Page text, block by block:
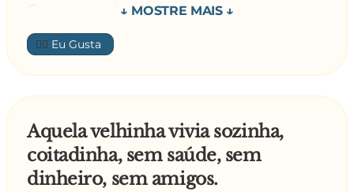
Quero ser muito rica!
Nesse instante a casa fica cheia de ouro.
Continua a velhinha:
- E quero ser jovem e bonita!
E ela torna a ser jovem e bonita.
- E, e… Já sei, já sei! Quero que o meu gato se
transforme num lindo príncipe!
Puff, o gato transforma-se num belíssimo
👍🏼
Aquela velhinha vivia sozinha,
coitadinha, sem saúde, sem
dinheiro, sem amigos.